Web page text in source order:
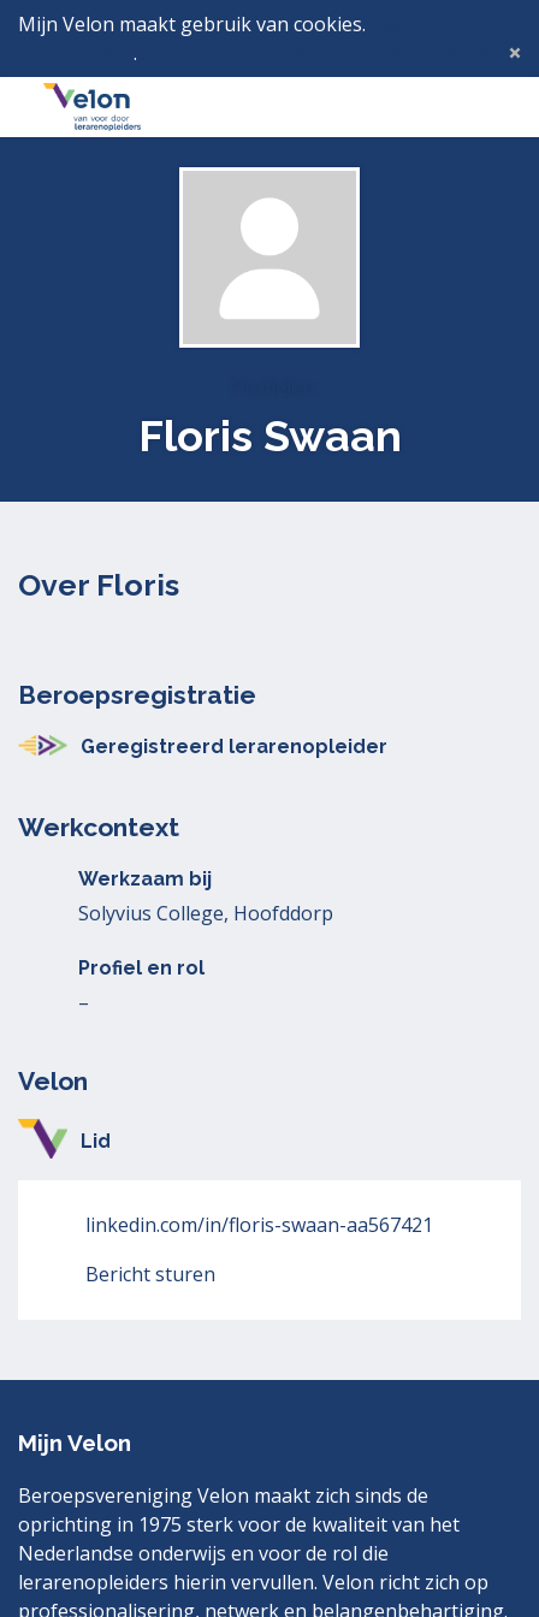
Mijn Velon maakt gebruik van cookies.
.
Menu
Floris Swaan
Over Floris
Beroepsregistratie
Geregistreerd lerarenopleider
Werkcontext
Werkzaam bij
Solyvius College, Hoofddorp
Profiel en rol
–
Velon
Lid
linkedin.com/in/floris-swaan-aa567421
Bericht sturen
Mijn Velon
Beroepsvereniging Velon maakt zich sinds de
oprichting in 1975 sterk voor de kwaliteit van het
Nederlandse onderwijs en voor de rol die
lerarenopleiders hierin vervullen. Velon richt zich op
professionalisering, netwerk en belangenbehartiging.